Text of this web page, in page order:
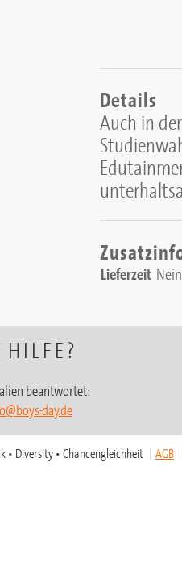
Details
Auch in
Lieferzeit Nein
beantwortet:
day.de
• Diversity • Chancengleichheit AGB